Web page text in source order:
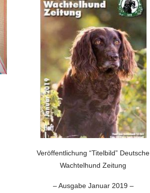
Veröffentlichung “Titelbild” Deutsche
Wachtelhund Zeitung
– Ausgabe Januar 2019 –